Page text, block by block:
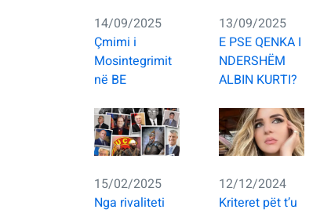
14/09/2025
Çmimi i
Mosintegrimit
në BE
13/09/2025
E PSE QENKA I
NDERSHËM
ALBIN KURTI?
15/02/2025
Nga rivaliteti
12/12/2024
Kriteret pët t’u